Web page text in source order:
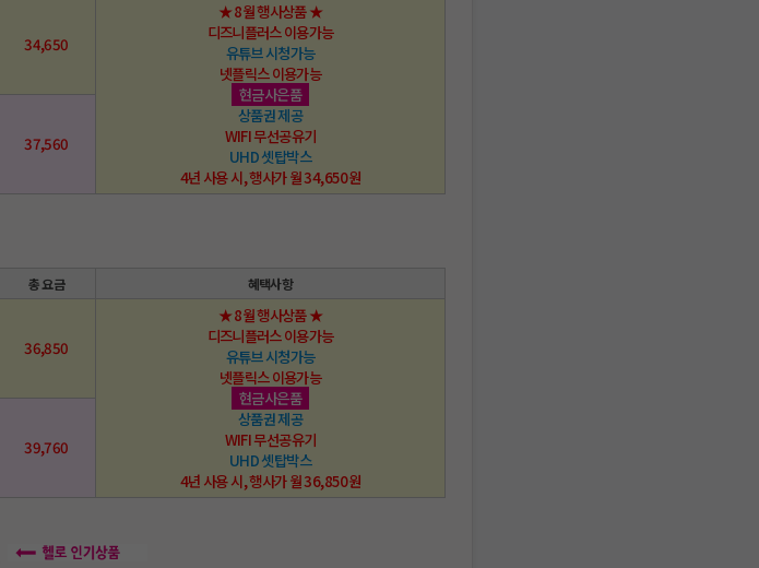
34,650
★ 8월 행사상품 ★
디즈니플러스 이용가능
유튜브 시청가능
넷플릭스 이용가능
현금사은품
상품권 제공
WIFI 무선공유기
UHD 셋탑박스
4년 사용 시, 행사가 월 34,650원
37,560
총 요금 혜택사항
36,850
★ 8월 행사상품 ★
디즈니플러스 이용가능
유튜브 시청가능
넷플릭스 이용가능
현금사은품
상품권 제공
WIFI 무선공유기
UHD 셋탑박스
4년 사용 시, 행사가 월 36,850원
39,760